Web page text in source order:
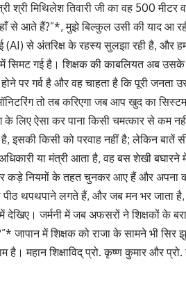
श्री मिथिलेश तिवारी जी का वह 500
से आते हैं?”*, मुझे बिल्कुल उसी की याद आ
से अंतरिक्ष के रहस्य सुलझा रही है, और
सिमट गई है। शिक्षक की काबलियत अब
पर गर्व है और वह चाहता है कि पूरी जनता
तो तब करिएगा जब आप खुद का
के लिए ऐसा कर पाना किसी चमत्कार से कम
इसकी किसी को परवाह नहीं है; लेकिन बातें
अधिकारी या मंत्री आता है, वह बस शेखी
कड़े नियमों के तहत चुनकर आए हैं और अपना
पीठ थपथपाने लगते हैं, और जब मन भर
देखिए। जर्मनी में जब अफसरों ने शिक्षकों के
जापान में शिक्षक को राजा के सामने भी
है। महान शिक्षाविद् प्रो. कृष्ण कुमार और